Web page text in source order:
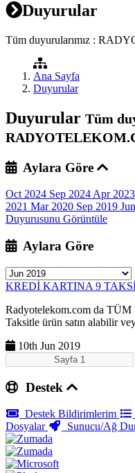
Duyurular
Tüm duyurularımız :
Ana Sayfa
Duyurular
Duyurular Tüm
Aylara Göre
Oct 2024 Sep 2024 Apr 2023
2021 Mar 2020 Sep 2019
Duyurusunu Görüntüle
Aylara Göre
KREDİ KARTINA 9
Radyotelekom.com da
Taksitle ürün satın alabilir
10th Jun 2019
Destek
Destek Bildirimlerim
Dosyalar
Sunucu/Ağ